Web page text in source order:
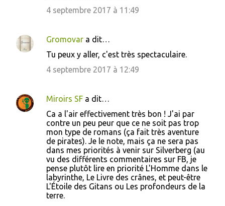
4 septembre 2017 à 11:49
Gromovar a dit…
Tu peux y aller, c'est très spectaculaire.
4 septembre 2017 à 12:49
Miroirs SF a dit…
Ca a l'air effectivement très bon ! J'ai par
contre un peu peur que ce ne soit pas trop
mon type de romans (ça fait très aventure
de pirates). Je le note, mais ça ne sera pas
dans mes priorités à venir sur Silverberg (au
vu des différents commentaires sur FB, je
pense plutôt lire en priorité L'Homme dans le
labyrinthe, Le Livre des crânes, et peut-être
L'Étoile des Gitans ou Les profondeurs de la
terre.